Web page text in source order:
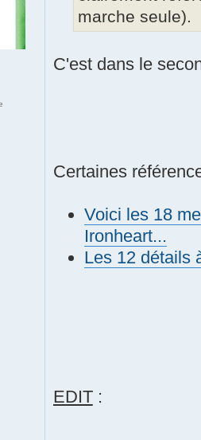
marche seule).
C'est dans le
Certaines
Voici les 18
Ironheart...
Les 12 détails
EDIT: